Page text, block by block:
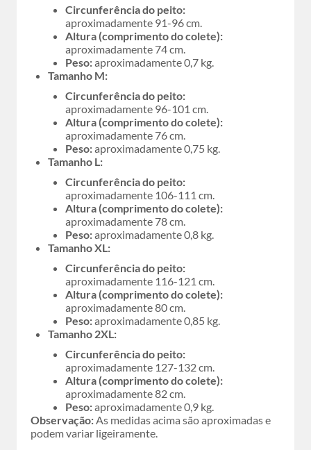
Circunferência do peito:
aproximadamente 91-96 cm.
Altura (comprimento do colete):
aproximadamente 74 cm.
Peso:aproximadamente 0,7 kg.
Tamanho M:
Circunferência do peito:
aproximadamente 96-101 cm.
Altura (comprimento do colete):
aproximadamente 76 cm.
Peso:aproximadamente 0,75 kg.
Tamanho L:
Circunferência do peito:
aproximadamente 106-111 cm.
Altura (comprimento do colete):
aproximadamente 78 cm.
Peso:aproximadamente 0,8 kg.
Tamanho XL:
Circunferência do peito:
aproximadamente 116-121 cm.
Altura (comprimento do colete):
aproximadamente 80 cm.
Peso:aproximadamente 0,85 kg.
Tamanho 2XL:
Circunferência do peito:
aproximadamente 127-132 cm.
Altura (comprimento do colete):
aproximadamente 82 cm.
Peso:aproximadamente 0,9 kg.
Observação:As medidas acima são aproximadas e
podem variar ligeiramente.